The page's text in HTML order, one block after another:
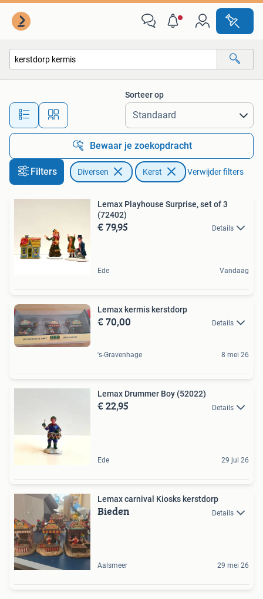
Alle afstanden…
Sorteer op
Bewaar je zoekopdracht
Filters Diversen Kerst Verwijder filters
Lemax Playhouse Surprise, set of 3
(72402)
€ 79,95 Details
Ede Vandaag
Lemax kermis kerstdorp
€ 70,00 Details
's-Gravenhage 8 mei 26
Lemax Drummer Boy (52022)
€ 22,95 Details
Ede 29 jul 26
Lemax carnival Kiosks kerstdorp
Bieden Details
Aalsmeer 29 mei 26